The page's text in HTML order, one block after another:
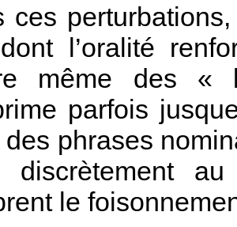
ces
l’oralité
même des «
parfois
des phrases
discrètement
le